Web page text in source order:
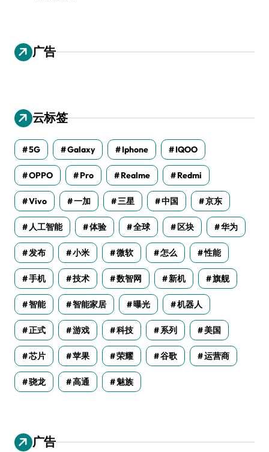
广告
云标签
5G Galaxy Iphone IQOO
OPPO Pro Realme Redmi
Vivo 一加 三星 中国 京东
人工智能 体验 全球 区块 华为
发布 小米 微软 怎么 性能
手机 技术 数智网 新机 旗舰
智能 智能家居 曝光 机器人
正式 游戏 科技 系列 美国
芯片 苹果 荣耀 谷歌 运营商
骁龙 高通 魅族
广告